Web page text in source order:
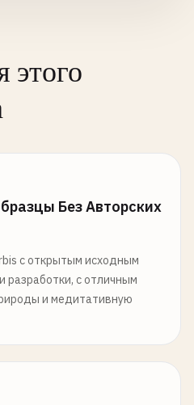
Без Авторских
с открытым исходным
разработки, с отличным
и медитативную